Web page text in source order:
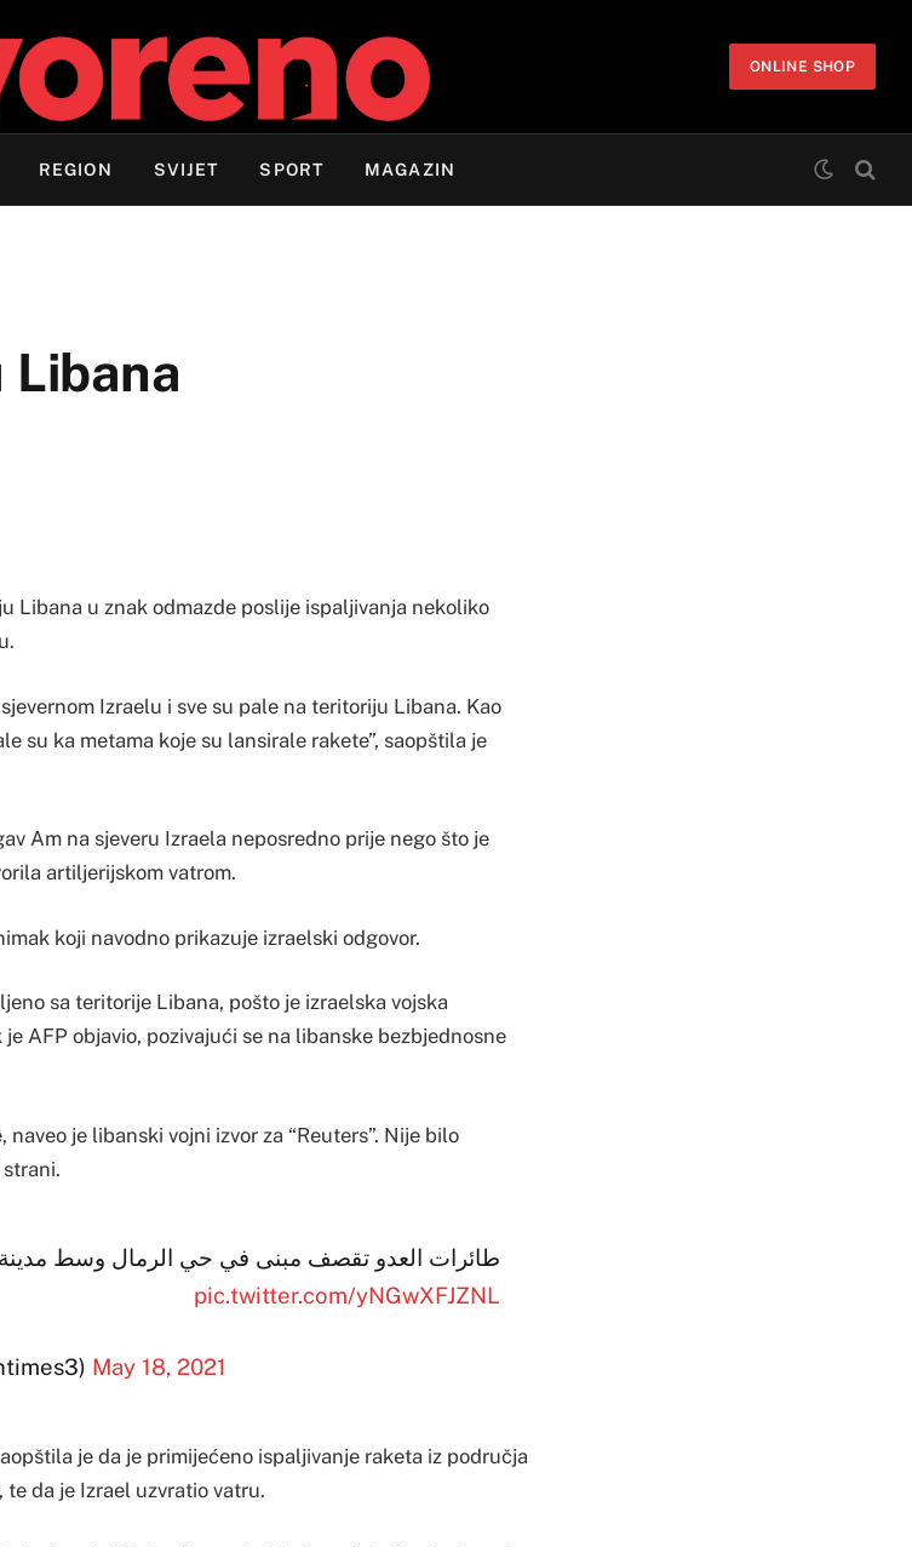
ONLINE SHOP
REGION SVIJET SPORT MAGAZIN
Libana u znak odmazde poslije ispaljivanja nekoliko
Izraelu i sve su pale na teritoriju Libana. Kao
su ka metama koje su lansirale rakete”, saopštila je
Am na sjeveru Izraela neposredno prije nego što je
artiljerijskom vatrom.
koji navodno prikazuje izraelski odgovor.
sa teritorije Libana, pošto je izraelska vojska
AFP objavio, pozivajući se na libanske bezbjednosne
je libanski vojni izvor za “Reuters”. Nije bilo
طائرات العدو تقصف مبنى في حي الرمال وسط مدينة
pic.twitter.com/yNGwXFJZNL
May 18, 2021
je da je primijećeno ispaljivanje raketa iz područja
da je Izrael uzvratio vatru.